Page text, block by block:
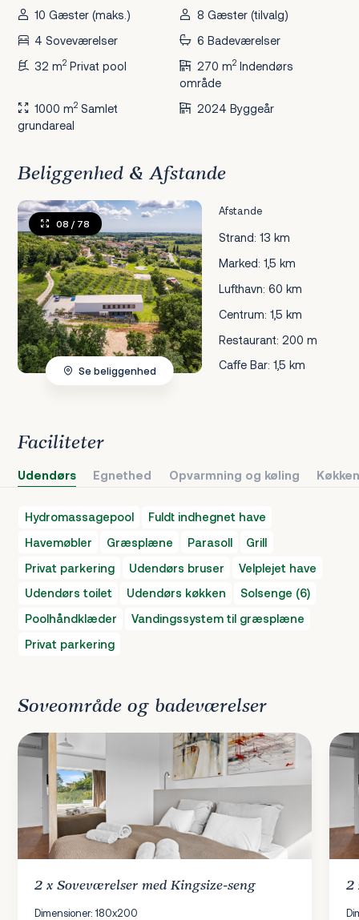
10 Gæster (maks.)
8 Gæster (tilvalg)
4 Soveværelser
6 Badeværelser
32 m2 Privat pool 270 m2Indendørs
område
1000 m2 Samlet
grundareal
2024 Byggeår
Beliggenhed & Afstande
Afstande
Strand: 13 km
Marked: 1,5 km
Lufthavn: 60 km
Centrum: 1,5 km
Restaurant: 200 m
Caffe Bar: 1,5 km
08 / 78
Se beliggenhed
Faciliteter
Udendørs Egnethed Opvarmning og køling
Hydromassagepool
Fuldt indhegnet have
Havemøbler
Græsplæne Parasoll
Grill
Privat parkering
Udendørs bruser
Velplejet have
Udendørs toilet
Udendørs køkken
Solsenge (6)
Poolhåndklæder
Vandingssystem til græsplæne
Privat parkering
Soveområde og badeværelser
2 xSoveværelser med Kingsize-seng
Dimensioner: 180x200
2